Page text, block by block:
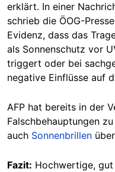
erklärt. In einer
schrieb die ÖOG-
Evidenz, dass das
als Sonnenschutz vor
triggert oder bei
negative Einflüsse auf
AFP hat bereits in der
Falschbehauptungen zu
auch Sonnenbrillen
Fazit: Hochwertige,